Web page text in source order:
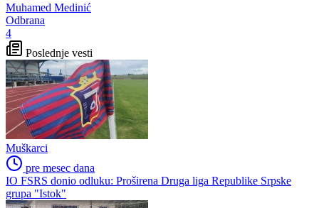
Muhamed Medinić
Odbrana
4
Poslednje vesti
Muškarci
pre mesec dana
IO FSRS donio odluku: Proširena Druga liga Republike Srpske
grupa "Istok"